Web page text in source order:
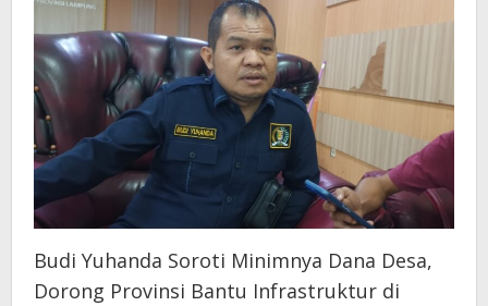
Budi Yuhanda Soroti Minimnya Dana Desa,
Dorong Provinsi Bantu Infrastruktur di